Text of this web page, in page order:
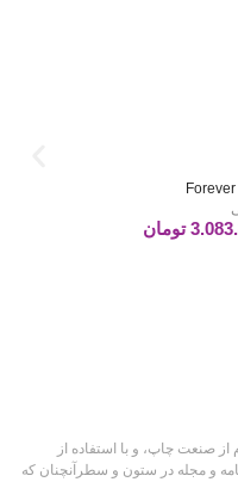
تومان
صنعت چاپ، و با استفاده از
و مجله در ستون و سطرآنچنان که